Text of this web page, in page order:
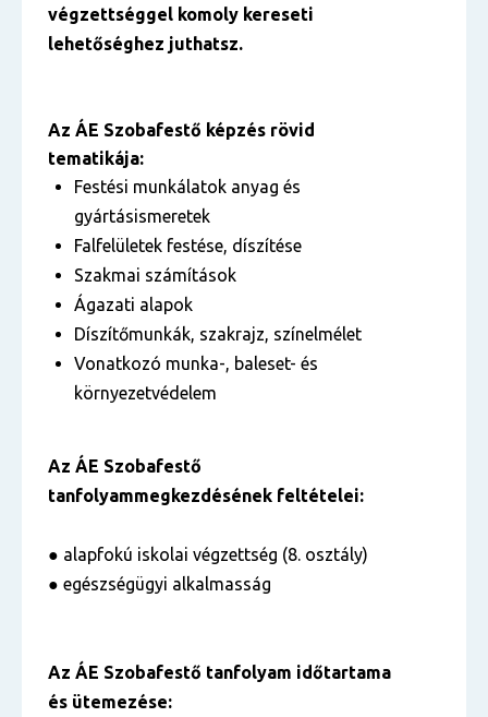
végzettséggel komoly kereseti
lehetőséghez juthatsz.
Az ÁE Szobafestő képzés rövid
tematikája:
Festési munkálatok anyag és
gyártásismeretek
Falfelületek festése, díszítése
Szakmai számítások
Ágazati alapok
Díszítőmunkák, szakrajz, színelmélet
Vonatkozó munka-, baleset- és
környezetvédelem
Az ÁE Szobafestő
tanfolyammegkezdésének feltételei:
● alapfokú iskolai végzettség (8. osztály)
● egészségügyi alkalmasság
Az ÁE Szobafestő tanfolyam időtartama
és ütemezése: